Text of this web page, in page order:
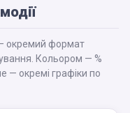
окремий формат
Кольором — %
— окремі графіки по